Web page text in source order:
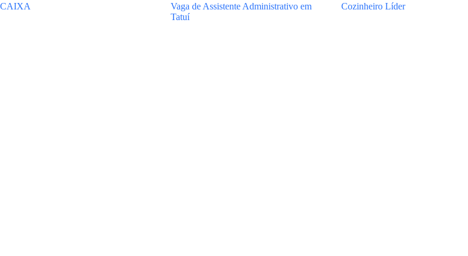
CAIXA
Vaga de Assistente Administrativo em
Tatuí
Cozinheiro Líder